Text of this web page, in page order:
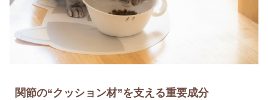
関節の“クッション材”を支える重要成分